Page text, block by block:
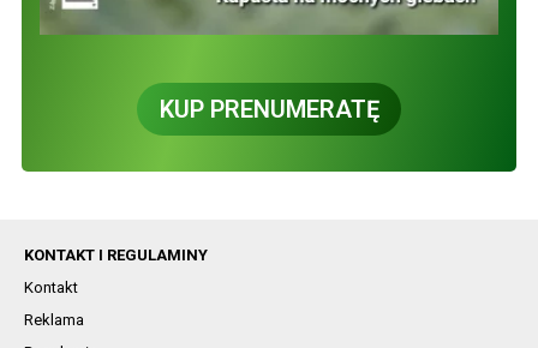
KUP PRENUMERATĘ
KONTAKT I REGULAMINY
Kontakt
Reklama